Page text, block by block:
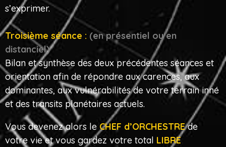
s’exprimer.
Troisième séance : (en présentiel ou en
distanciel)
Bilan et synthèse des deux précédentes séances et
orientation afin de répondre aux carences, aux
dominantes, aux vulnérabilités de votre terrain inné
et des transits planétaires actuels.
Vous devenez alors le CHEF d’ORCHESTRE de
votre vie et vous gardez votre total LIBRE